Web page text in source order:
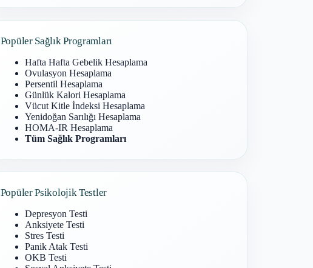
Popüler Sağlık Programları
Hafta Hafta Gebelik Hesaplama
Ovulasyon Hesaplama
Persentil Hesaplama
Günlük Kalori Hesaplama
Vücut Kitle İndeksi Hesaplama
Yenidoğan Sarılığı Hesaplama
HOMA-IR Hesaplama
Tüm Sağlık Programları
Popüler Psikolojik Testler
Depresyon Testi
Anksiyete Testi
Stres Testi
Panik Atak Testi
OKB Testi